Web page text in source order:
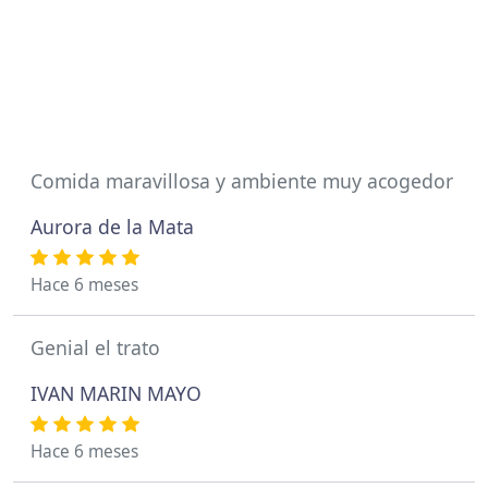
Comida maravillosa y ambiente muy acogedor
Aurora de la Mata
Hace 6 meses
Genial el trato
IVAN MARIN MAYO
Hace 6 meses